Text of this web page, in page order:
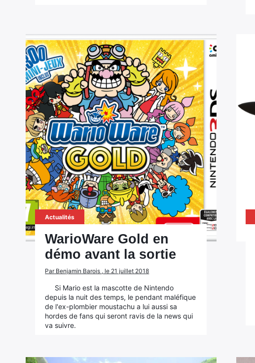
Actualités
WarioWare Gold en
démo avant la sortie
Par Benjamin Barois , le 21 juillet 2018
Si Mario est la mascotte de Nintendo
depuis la nuit des temps, le pendant maléfique
de l'ex-plombier moustachu a lui aussi sa
hordes de fans qui seront ravis de la news qui
va suivre.